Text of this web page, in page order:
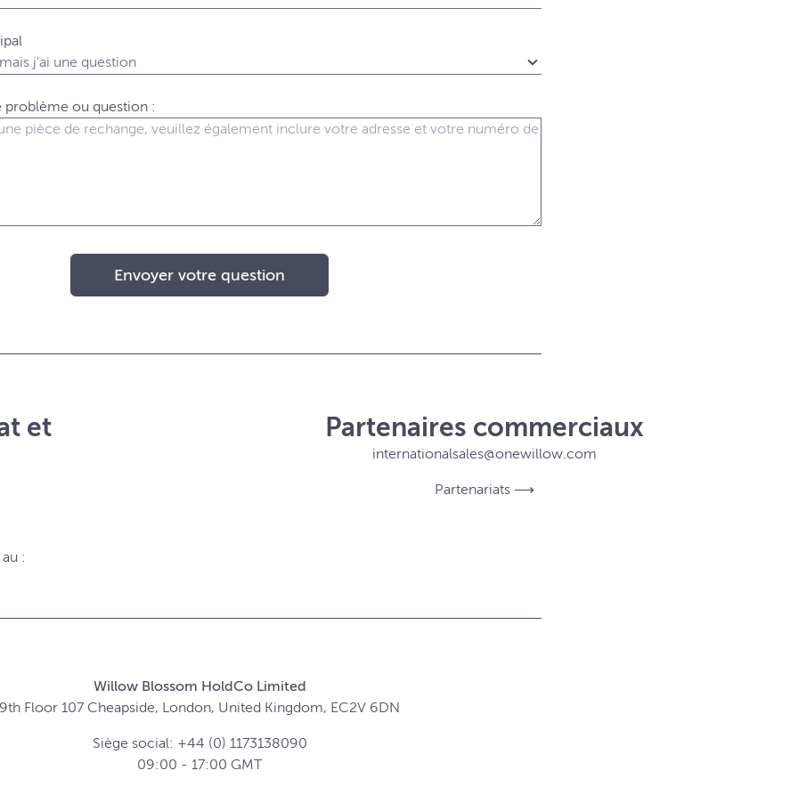
ou question :
Envoyer votre question
et
:
Partenaires commerciaux
internationalsales@onewillow.com
Partenariats ⟶
Willow Blossom HoldCo Limited
9th Floor 107 Cheapside, London, United Kingdom, EC2V 6DN
Siège social: +44 (0) 1173138090
09:00 - 17:00 GMT